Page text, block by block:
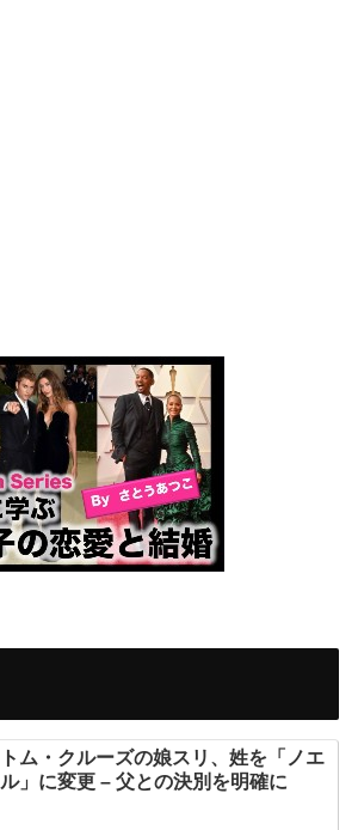
トム・クルーズの娘スリ、姓を「ノエ
ル」に変更 – 父との決別を明確に